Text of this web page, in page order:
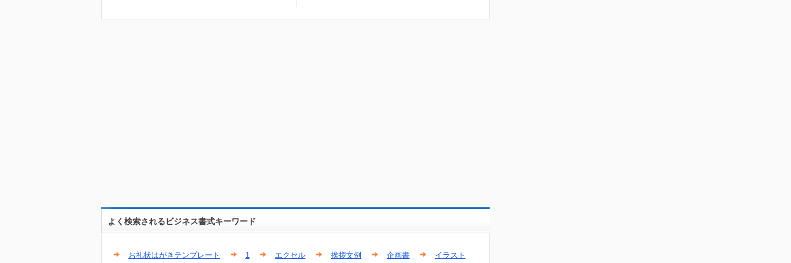
よく検索されるビジネス書式キーワード
お礼状はがきテンプレート 1 エクセル 挨拶文例 企画書 イラスト